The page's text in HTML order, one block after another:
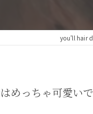
you'll hair
めっちゃ可愛い